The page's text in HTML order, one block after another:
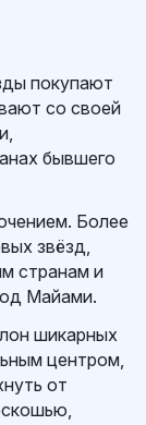
покупают
со своей
бывшего
Более
звёзд,
странам и
Майами.
шикарных
центром,
от